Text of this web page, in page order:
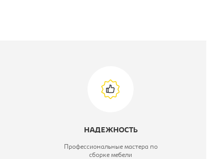
НАДЕЖНОСТЬ
Профессиональные мастера по
сборке мебели